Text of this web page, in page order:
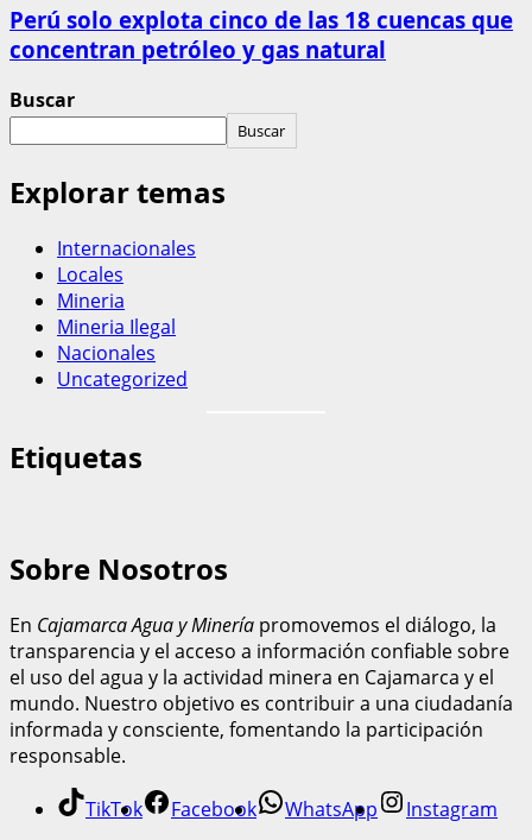
Perú solo explota cinco de las 18 cuencas que
concentran petróleo y gas natural
Buscar
Buscar
Explorar temas
Internacionales
Locales
Mineria
Mineria Ilegal
Nacionales
Uncategorized
Etiquetas
Sobre Nosotros
En Cajamarca Agua y Minería promovemos el diálogo, la
transparencia y el acceso a información confiable sobre
el uso del agua y la actividad minera en Cajamarca y el
mundo. Nuestro objetivo es contribuir a una ciudadanía
informada y consciente, fomentando la participación
responsable.
TikTok Facebook WhatsApp Instagram